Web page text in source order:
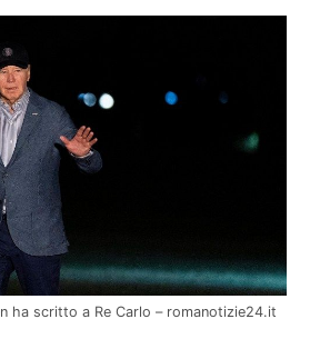
ha scritto a Re Carlo – romanotizie24.it